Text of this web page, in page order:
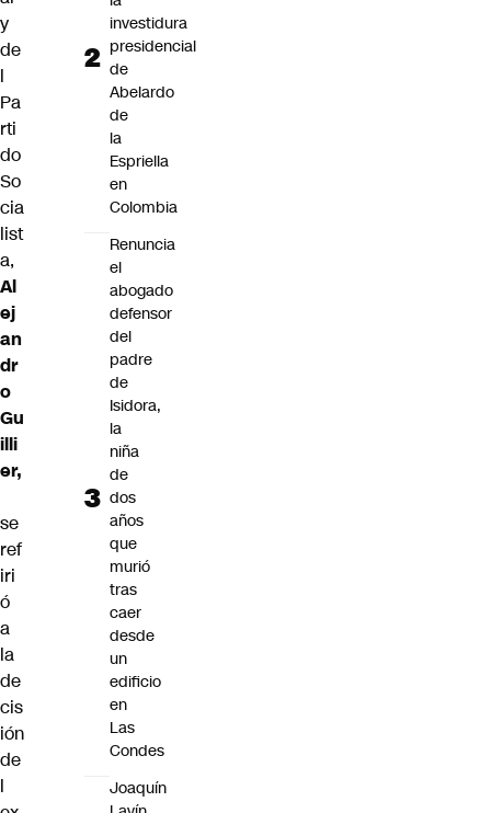
y
de
l
Pa
rti
do
So
cia
list
a,
Al
ej
an
dr
o
Gu
illi
er,
se
ref
iri
ó
a
la
de
cis
ión
de
l
investidura
presidencial
de
Abelardo
de
la
Espriella
en
Colombia
Renuncia
el
abogado
defensor
del
padre
de
Isidora,
la
niña
de
dos
años
que
murió
tras
caer
desde
un
edificio
en
Las
Condes
Joaquín